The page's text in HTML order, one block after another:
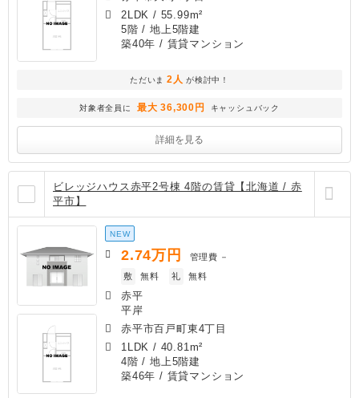
2LDK / 55.99m²
5階 / 地上5階建
築40年 / 賃貸マンション
ただいま 2人 が検討中！
対象者全員に 最大 36,300円 キャッシュバック
詳細を見る
ビレッジハウス赤平2号棟 4階の賃貸【北海道 / 赤
平市】
NEW
2.74万円 管理費 －
敷
無料 礼 無料
赤平
平岸
赤平市百戸町東4丁目
1LDK / 40.81m²
4階 / 地上5階建
築46年 / 賃貸マンション